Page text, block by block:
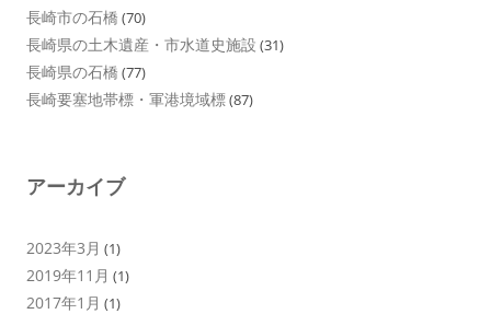
長崎市の石橋 (70)
長崎県の土木遺産・市水道史施設 (31)
長崎県の石橋 (77)
長崎要塞地帯標・軍港境域標(87)
アーカイブ
2023年3月 (1)
2019年11月 (1)
2017年1月 (1)